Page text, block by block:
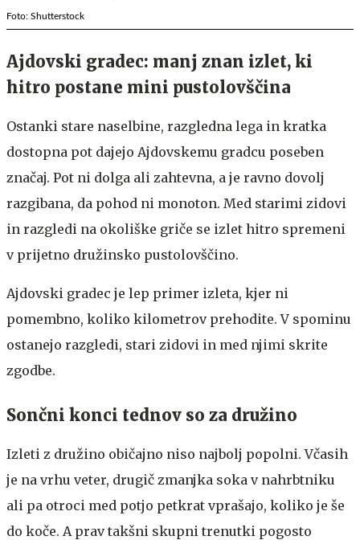
Foto: Shutterstock
Ajdovski gradec: manj znan izlet, ki
hitro postane mini pustolovščina
Ostanki stare naselbine, razgledna lega in kratka
dostopna pot dajejo Ajdovskemu gradcu poseben
značaj. Pot ni dolga ali zahtevna, a je ravno dovolj
razgibana, da pohod ni monoton. Med starimi zidovi
in razgledi na okoliške griče se izlet hitro spremeni
v prijetno družinsko pustolovščino.
Ajdovski gradec je lep primer izleta, kjer ni
pomembno, koliko kilometrov prehodite. V spominu
ostanejo razgledi, stari zidovi in med njimi skrite
zgodbe.
Sončni konci tednov so za družino
Izleti z družino običajno niso najbolj popolni. Včasih
je na vrhu veter, drugič zmanjka soka v nahrbtniku
ali pa otroci med potjo petkrat vprašajo, koliko je še
do koče. A prav takšni skupni trenutki pogosto